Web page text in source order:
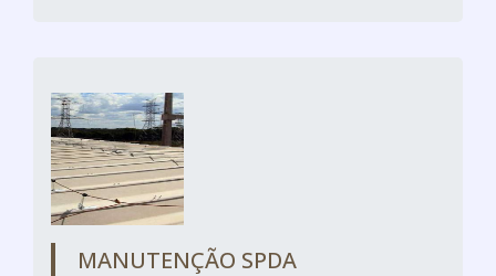
MANUTENÇÃO SPDA